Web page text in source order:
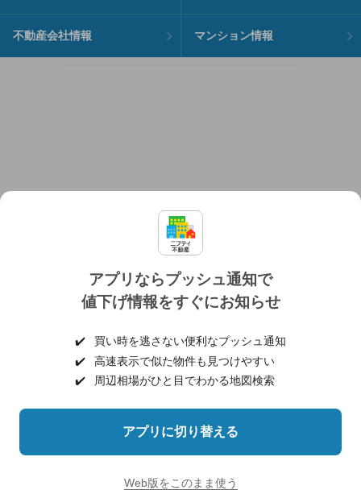
アプリならプッシュ通知で
値下げ情報をすぐにお知らせ
✔️
買い時を逃さない便利なプッシュ通知
✔️
高速表示で似た物件も見つけやすい
✔️
周辺相場がひと目でわかる地図検索
アプリに切り替える
Web版をこのまま使う
不動産会社情報 マンション情報
個人情報保護ポリシー 利用規約
ヘルプ・お問い合わせ 採用情報
©NIFTY Lifestyle Co., Ltd.